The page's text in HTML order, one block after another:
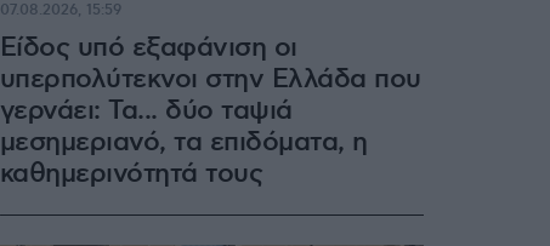
Είδος υπό εξαφάνιση οι
υπερπολύτεκνοι στην Ελλάδα που
γερνάει: Τα... δύο ταψιά
μεσημεριανό, τα επιδόματα, η
καθημερινότητά τους
07.08.2026, 15:59